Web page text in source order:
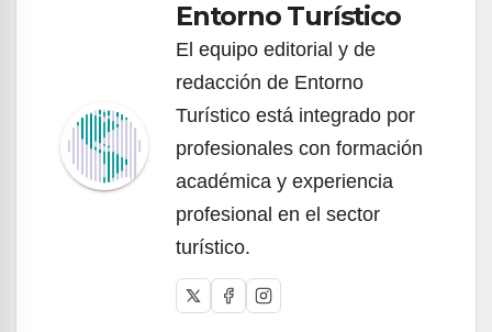
Entorno Turístico
El equipo editorial y de
redacción de Entorno
Turístico está integrado por
profesionales con formación
académica y experiencia
profesional en el sector
turístico.